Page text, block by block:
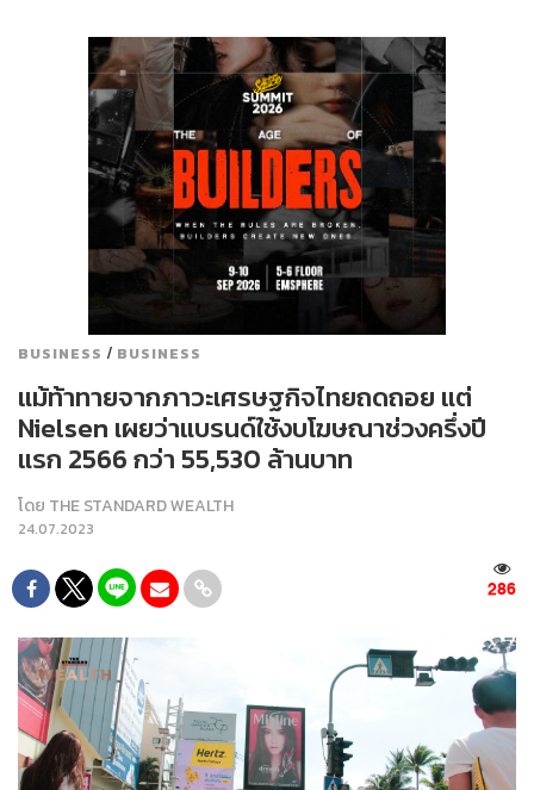
BUSINESS / BUSINESS
แม้ท้าทายจากภาวะเศรษฐกิจไทยถดถอย แต่
Nielsen เผยว่าแบรนด์ใช้งบโฆษณาช่วงครึ่งปี
แรก 2566 กว่า 55,530 ล้านบาท
โดย THE STANDARD WEALTH
24.07.2023
286